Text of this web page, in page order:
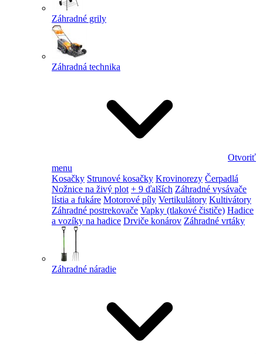
Záhradné grily
Záhradná technika
Otvoriť
menu
Kosačky Strunové kosačky Krovinorezy Čerpadlá
Nožnice na živý plot + 9 ďalších Záhradné vysávače
lístia a fukáre Motorové píly Vertikulátory Kultivátory
Záhradné postrekovače Vapky (tlakové čističe) Hadice
a vozíky na hadice Drviče konárov Záhradné vrtáky
Záhradné náradie